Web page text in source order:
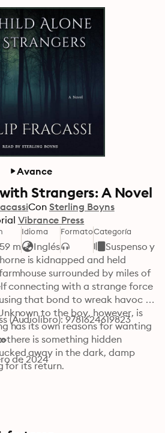
Avance
Strangers: A Novel
Con Sterling Boyns
Vibrance Press
m
Idioma
Inglés
FormatoCategoría
Suspenso y
is kidnapped and held
surrounded by miles of
connecting with a strange force
that bond to wreak havoc
to the boy, however, is
has its own reasons for wanting
is something hidden
away in the dark, damp
for its return.
(Audiolibro): 9781624619823
de 2024